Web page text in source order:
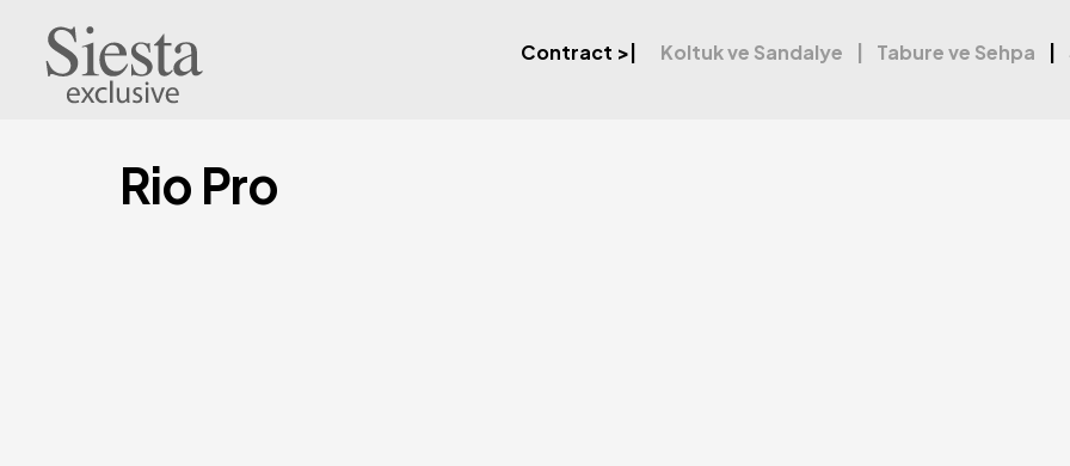
Contract >| Koltuk ve Sandalye Tabure ve Sehpa
Rio Pro